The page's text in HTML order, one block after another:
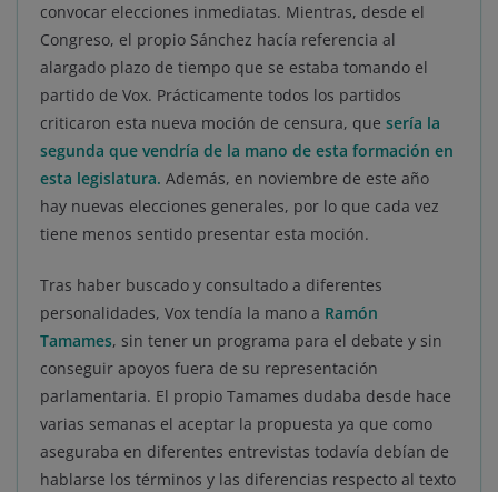
convocar elecciones inmediatas. Mientras, desde el
Congreso, el propio Sánchez hacía referencia al
alargado plazo de tiempo que se estaba tomando el
partido de Vox. Prácticamente todos los partidos
criticaron esta nueva moción de censura, que sería la
segunda que vendría de la mano de esta formación en
esta legislatura. Además, en noviembre de este año
hay nuevas elecciones generales, por lo que cada vez
tiene menos sentido presentar esta moción.
Tras haber buscado y consultado a diferentes
personalidades, Vox tendía la mano a Ramón
Tamames, sin tener un programa para el debate y sin
conseguir apoyos fuera de su representación
parlamentaria. El propio Tamames dudaba desde hace
varias semanas el aceptar la propuesta ya que como
aseguraba en diferentes entrevistas todavía debían de
hablarse los términos y las diferencias respecto al texto